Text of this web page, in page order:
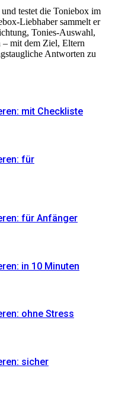
testet die Toniebox im
Liebhaber sammelt er
Tonies-Auswahl,
– mit dem Ziel, Eltern
Antworten zu
mit Checkliste
für
für Anfänger
in 10 Minuten
ohne Stress
sicher